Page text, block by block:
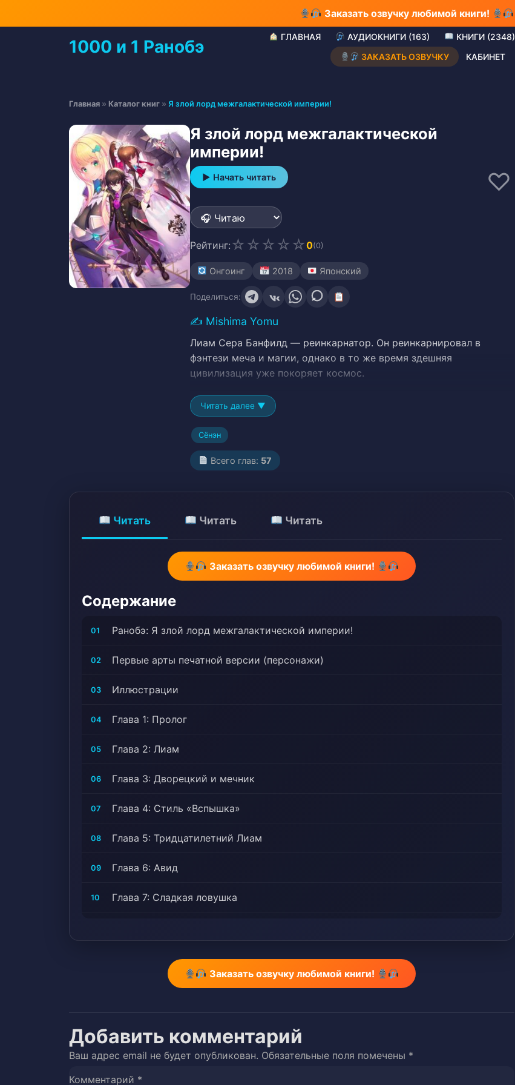
Заказать озвучку любимой книги!
1000 и 1 Ранобэ ГЛАВНАЯ АУДИОКНИГИ (163) КНИГИ (2348)
ЗАКАЗАТЬ ОЗВУЧКУ
КАБИНЕТ
Главная » Каталог книг » Я злой лорд межгалактической империи!
Я злой лорд межгалактической
империи!
▶ Начать читать ♡
Рейтинг: ☆ ☆ ☆ ☆ ☆0(0)
Онгоинг 2018 Японский
Поделиться:
✍️ Mishima Yomu
Лиам Сера Банфилд — реинкарнатор. Он реинкарнировал в
фэнтези меча и магии, однако в то же время здешняя
цивилизация уже покоряет космос.
Читать далее ▼
Сёнэн
Всего глав: 57
Читать Читать Читать
Заказать озвучку любимой книги!
Содержание
01 Ранобэ: Я злой лорд межгалактической империи!
02 Первые арты печатной версии (персонажи)
03 Иллюстрации
04 Глава 1: Пролог
05 Глава 2: Лиам
06 Глава 3: Дворецкий и мечник
07 Глава 4: Стиль «Вспышка»
08 Глава 5: Тридцатилетний Лиам
09 Глава 6: Авид
10 Глава 7: Сладкая ловушка
Глава 9: Космические пираты
Глава 10: Первое сражение
15 Глава 12: Сокровища
Глава 13: Принцесса-рыцарь
Заказать озвучку любимой книги!
Добавить комментарий
Ваш адрес email не будет опубликован. Обязательные поля помечены *
Комментарий *